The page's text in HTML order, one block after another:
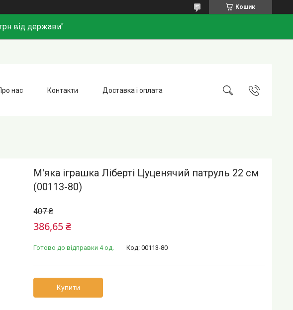
Кошик
від держави"
нас Контакти Доставка і оплата
М'яка іграшка Ліберті Цуценячий патруль 22 см
(00113-80)
407 ₴
386,65 ₴
Готово до відправки 4 од. Код: 00113-80
Купити